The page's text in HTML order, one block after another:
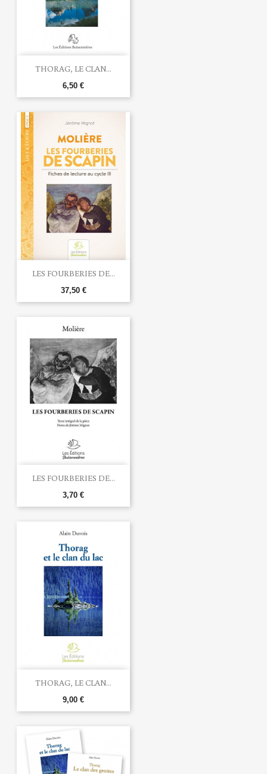
THORAG, LE CLAN...
6,50 €
LES FOURBERIES DE...
37,50 €
LES FOURBERIES DE...
3,70 €
THORAG, LE CLAN...
9,00 €